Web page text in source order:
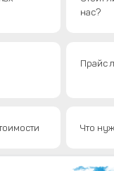
нас?
Прайс
Что